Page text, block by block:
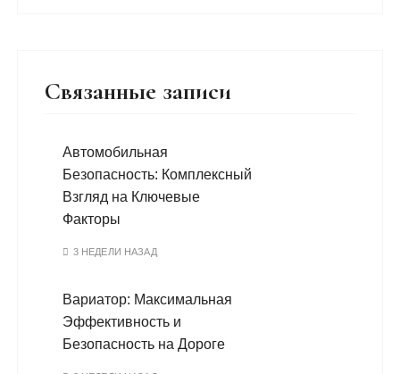
Связанные записи
Автомобильная
Безопасность: Комплексный
Взгляд на Ключевые
Факторы
3 НЕДЕЛИ НАЗАД
Вариатор: Максимальная
Эффективность и
Безопасность на Дороге